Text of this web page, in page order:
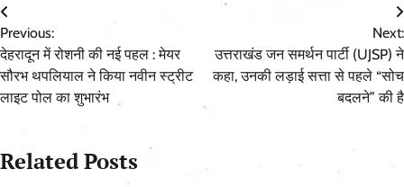
Post
navigation
Previous:
देहरादून में रोशनी की नई पहल : मेयर
सौरभ थपलियाल ने किया नवीन स्ट्रीट
लाइट पोल का शुभारंभ
Next:
उत्तराखंड जन समर्थन पार्टी (UJSP) ने
कहा, उनकी लड़ाई सत्ता से पहले “सोच
बदलने” की है
Related Posts